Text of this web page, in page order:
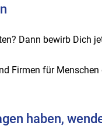
Dann bewirb Dich
Firmen für
haben,